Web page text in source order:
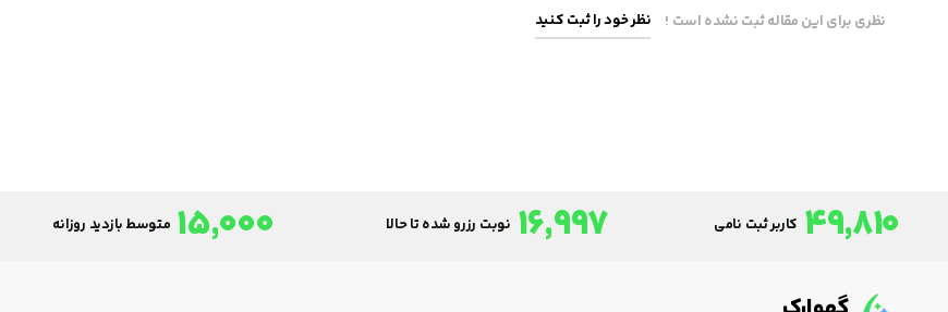
نظری برای این مقاله ثبت نشده است ! نظر خود را ثبت کنید
49,810 کاربر ثبت نامی 16,997 نوبت رزرو شده تا حالا 15,000 متوسط بازدید روزانه